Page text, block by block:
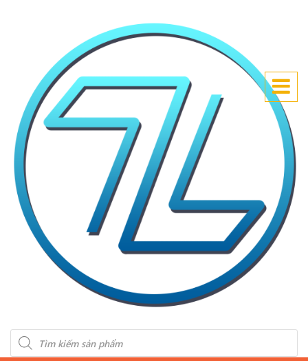
Products
search